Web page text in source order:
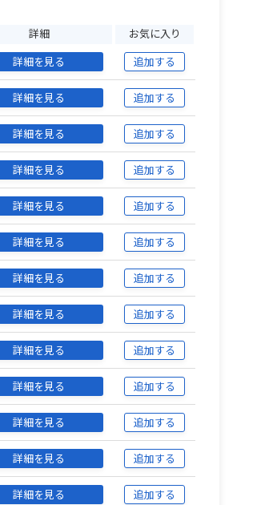
詳細 お気に入り
詳細を見る 追加する
詳細を見る 追加する
詳細を見る 追加する
詳細を見る 追加する
詳細を見る 追加する
詳細を見る 追加する
詳細を見る 追加する
詳細を見る 追加する
詳細を見る 追加する
詳細を見る 追加する
詳細を見る 追加する
詳細を見る 追加する
詳細を見る 追加する